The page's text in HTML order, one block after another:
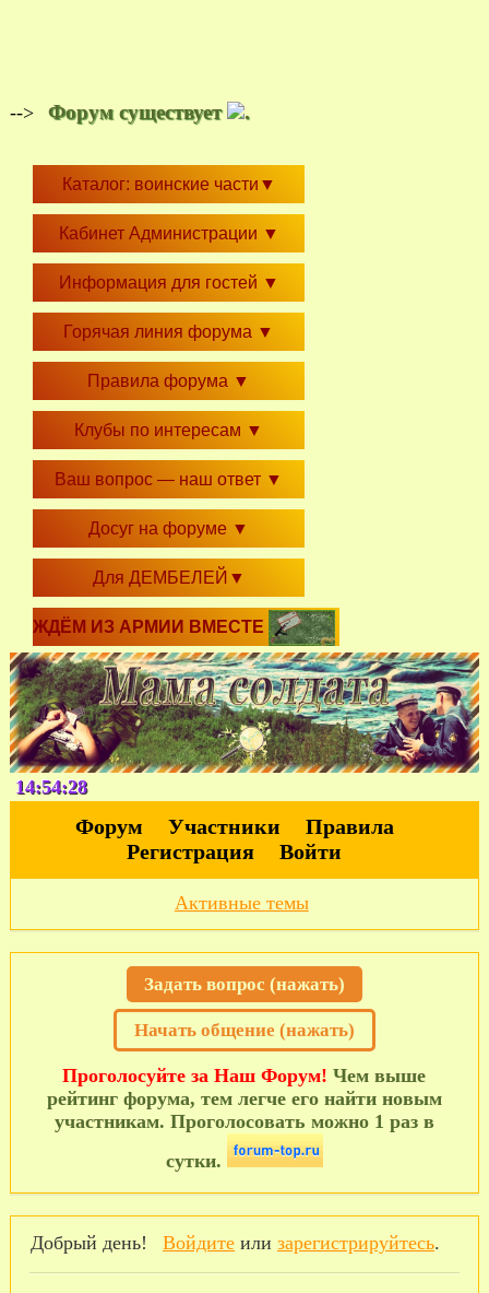
--> Форум существует .
Каталог: воинские части ▼
Кабинет Администрации ▼
Информация для гостей ▼
Горячая линия форума ▼
Правила форума ▼
Клубы по интересам ▼
Ваш вопрос — наш ответ ▼
Досуг на форуме ▼
Для ДЕМБЕЛЕЙ ▼
ЖДЁМ ИЗ АРМИИ ВМЕСТЕ
14:54:29
Форум Участники
Правила
Регистрация
Войти
Активные темы
Задать вопрос (нажать)
Начать общение (нажать)
Проголосуйте за Наш Форум! Чем выше
рейтинг форума, тем легче его найти новым
участникам. Проголосовать можно 1 раз в
сутки.
Добрый день! Войдитеили зарегистрируйтесь.